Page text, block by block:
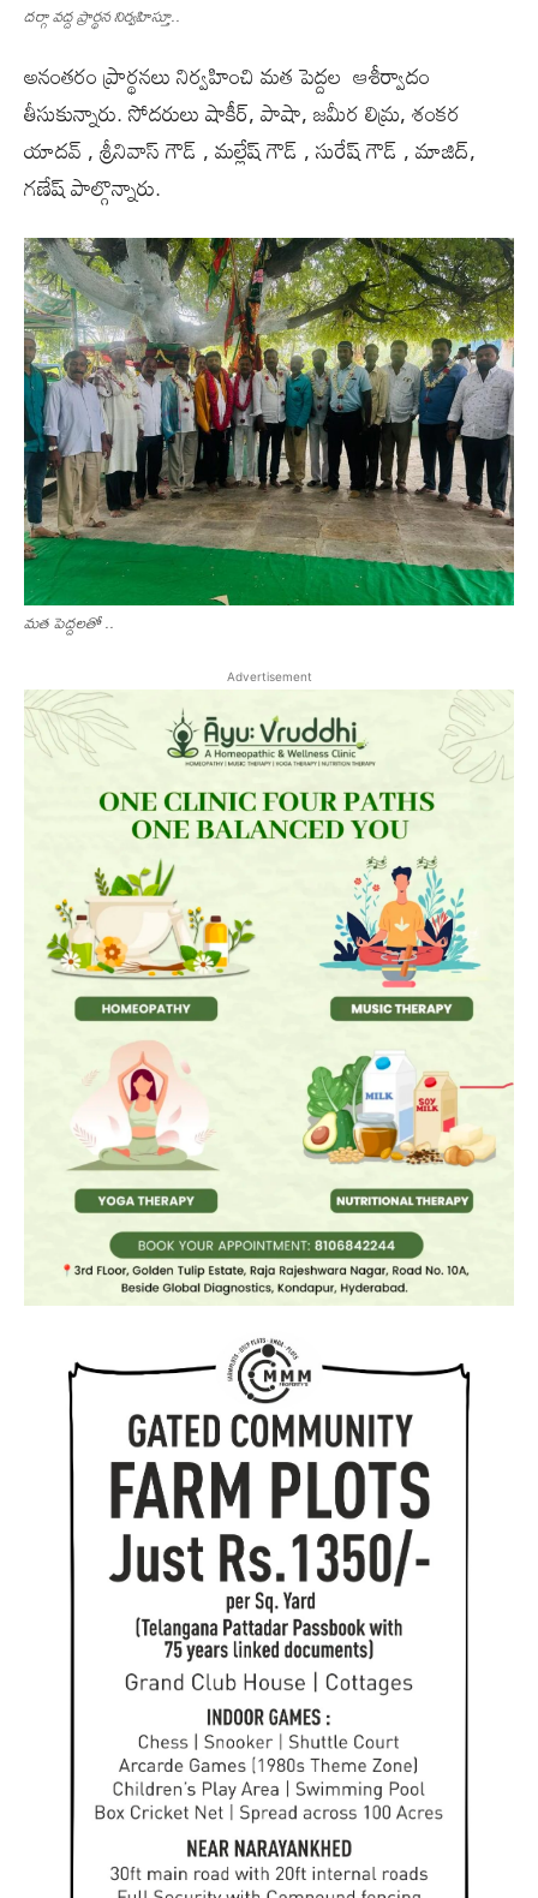
దర్గా వద్ద ప్రార్థన నిర్వహిస్తూ..
అనంతరం ప్రార్థనలు నిర్వహించి మత పెద్దల ఆశీర్వాదం
తీసుకున్నారు. సోదరులు షాకీర్, పాషా, జమీర లిమ్ర, శంకర
యాదవ్ , శ్రీనివాస్ గౌడ్ , మల్లేష్ గౌడ్ , సురేష్ గౌడ్ , మాజిద్,
గణేష్ పాల్గొన్నారు.
మత పెద్దలతో ..
Advertisement